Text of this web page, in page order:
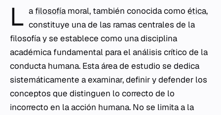
L a filosofía moral, también conocida como ética,
constituye una de las ramas centrales de la
filosofía y se establece como una disciplina
académica fundamental para el análisis crítico de la
conducta humana. Esta área de estudio se dedica
sistemáticamente a examinar, definir y defender los
conceptos que distinguen lo correcto de lo
incorrecto en la acción humana. No se limita a la